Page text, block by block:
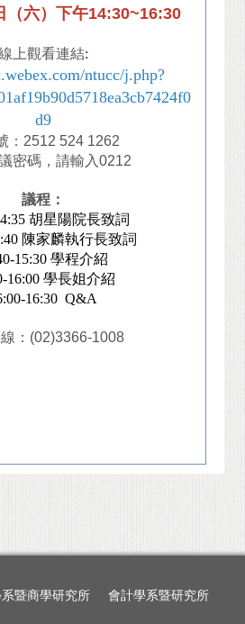
（六）下午14:30~16:30
上觀看連結:
ntucc/j.php?
d9
：2512 524 1262
密碼，請輸入0212
議程：
胡星陽院長致詞
陳家麟執行長致詞
15:30學程介紹
16:00學長姐介紹
16:30 Q&A
：(02)3366-1008
暨商學研究所 會計學系暨研究所